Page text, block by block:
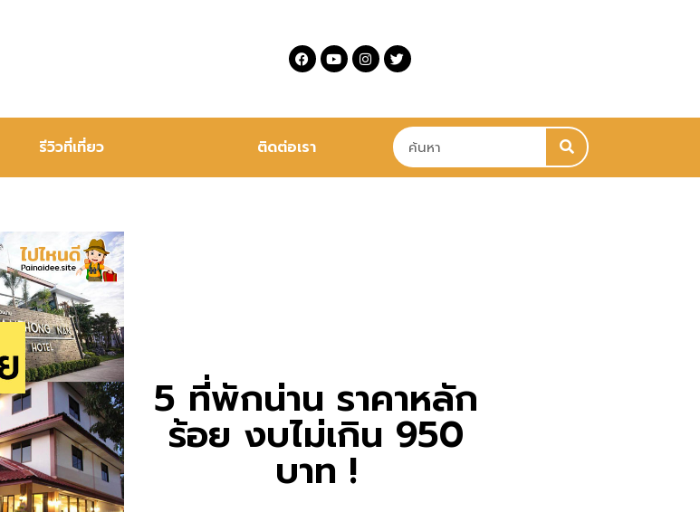
รีวิวที่เที่ยว ติดต่อเรา
5 ที่พักน่าน ราคาหลัก
ร้อย งบไม่เกิน 950
บาท !